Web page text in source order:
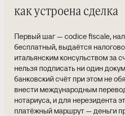
как устроена сделка
Первый шаг — codice fiscale,
бесплатный, выдаётся
итальянским консульством за
нельзя подписать ни один
банковский счёт при этом не
внести международным
нотариуса, и для нерезидента
платёжный маршрут — деньги